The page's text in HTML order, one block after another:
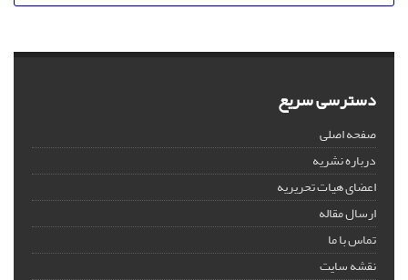
دسترسی سریع
صفحه اصلی
درباره نشریه
اعضای هیات تحریریه
ارسال مقاله
تماس با ما
نقشه سایت